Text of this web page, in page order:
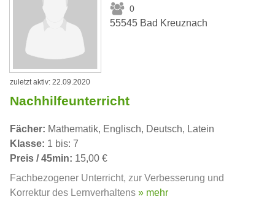
0
55545 Bad Kreuznach
zuletzt aktiv: 22.09.2020
Nachhilfeunterricht
Fächer: Mathematik, Englisch, Deutsch, Latein
Klasse: 1 bis: 7
Preis / 45min: 15,00 €
Fachbezogener Unterricht, zur Verbesserung und
Korrektur des Lernverhaltens » mehr